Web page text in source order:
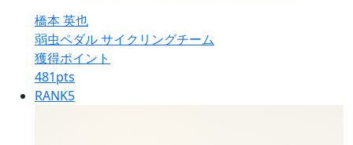
橋本 英也
弱虫ペダル サイクリングチーム
獲得ポイント
481pts
RANK5